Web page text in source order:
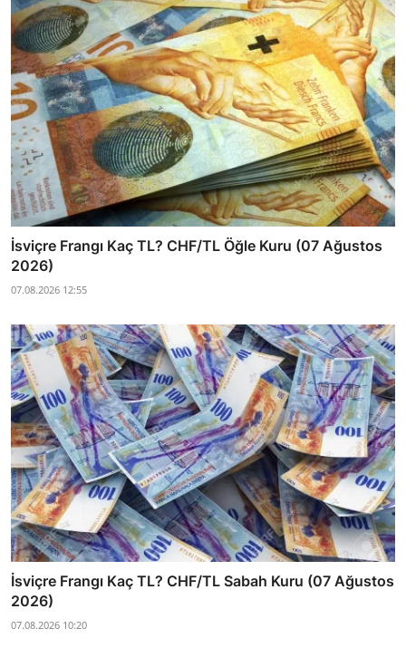
İsviçre Frangı Kaç TL? CHF/TL Öğle Kuru (07 Ağustos
2026)
07.08.2026 12:55
İsviçre Frangı Kaç TL? CHF/TL Sabah Kuru (07 Ağustos
2026)
07.08.2026 10:20